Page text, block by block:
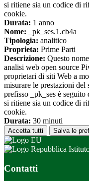
si ritiene sia un codice di
cookie.
Durata: 1 anno
Nome: _pk_ses.1.cb4a
Tipologia: analitico
Proprieta: Prime Parti
Descrizione: Questo
analisi web open source
proprietari di siti Web a
misurare le prestazioni
prefisso _pk_ses è
si ritiene sia un codice di
cookie.
Durata: 30 minuti
Accetta tutti Salva le
Contatti